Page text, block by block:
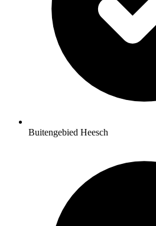
Buitengebied Heesch